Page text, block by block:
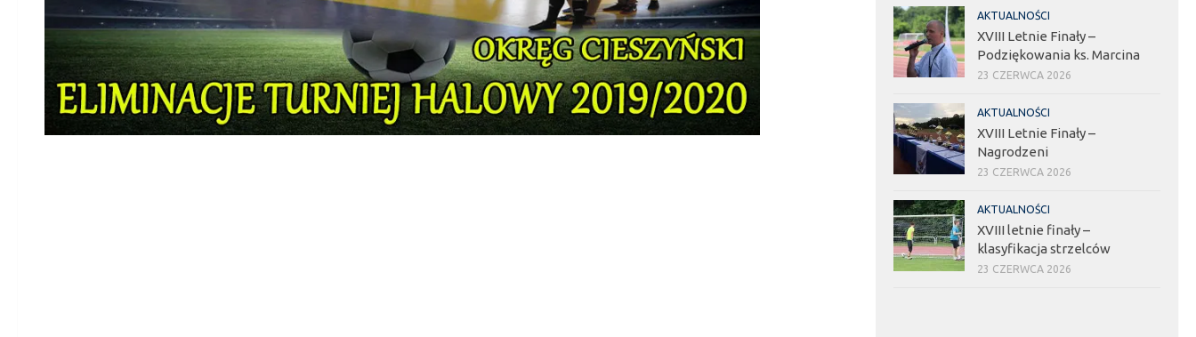
AKTUALNOŚCI
XVIII Letnie Finały –
Podziękowania ks. Marcina
23 CZERWCA 2026
AKTUALNOŚCI
XVIII Letnie Finały –
Nagrodzeni
23 CZERWCA 2026
AKTUALNOŚCI
XVIII letnie finały –
klasyfikacja strzelców
23 CZERWCA 2026